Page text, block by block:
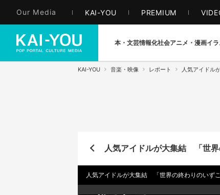
Our Media KAI-YOU PREMIUM
本・文芸情報化社会アニメ・漫画イ
KAI-YOU 音楽・映像 レポート 人気アイドル
人気アイドルが大集結 「世界
人気アイドルが大集結 「世界の終わりのいず